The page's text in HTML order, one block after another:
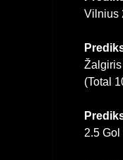
Vilnius
(Total
2.5 Gol